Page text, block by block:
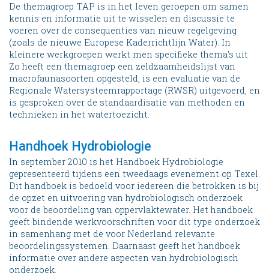
De themagroep TAP is in het leven geroepen om samen
kennis en informatie uit te wisselen en discussie te
voeren over de consequenties van nieuw regelgeving
(zoals de nieuwe Europese Kaderrichtlijn Water). In
kleinere werkgroepen werkt men specifieke thema's uit
Zo heeft een themagroep een zeldzaamheidslijst van
macrofaunasoorten opgesteld, is een evaluatie van de
Regionale Watersysteemrapportage (RWSR) uitgevoerd, en
is gesproken over de standaardisatie van methoden en
technieken in het watertoezicht.
Handhoek Hydrobiologie
In september 2010 is het Handboek Hydrobiologie
gepresenteerd tijdens een tweedaags evenement op Texel.
Dit handboek is bedoeld voor iedereen die betrokken is bij
de opzet en uitvoering van hydrobiologisch onderzoek
voor de beoordeling van oppervlaktewater. Het handboek
geeft bindende werkvoorschriften voor dit type onderzoek
in samenhang met de voor Nederland relevante
beoordelingssystemen. Daarnaast geeft het handboek
informatie over andere aspecten van hydrobiologisch
onderzoek.